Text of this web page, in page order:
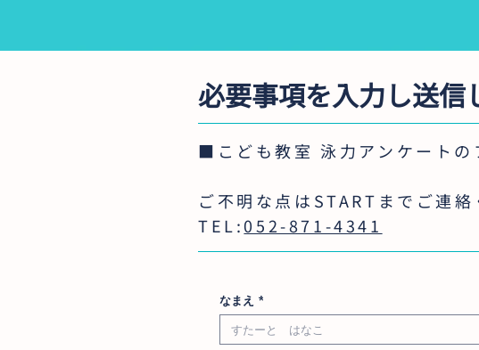
必要事項を入力し送信
■こども教室 泳力アンケートの
ご不明な点はSTARTまでご連絡
TEL:052-871-4341
なまえ *